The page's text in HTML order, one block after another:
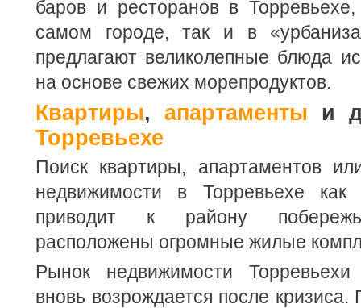
баров и ресторанов в
самом городе, так и в
предлагают великолепные блюда
на основе свежих морепродуктов.
Квартиры, апартаменты и
Торревьехе
Поиск квартиры, апартаментов
недвижимости в Торревьехе как
приводит к району
расположены огромные жилые
Рынок недвижимости Торревьехи
вновь возрождается после